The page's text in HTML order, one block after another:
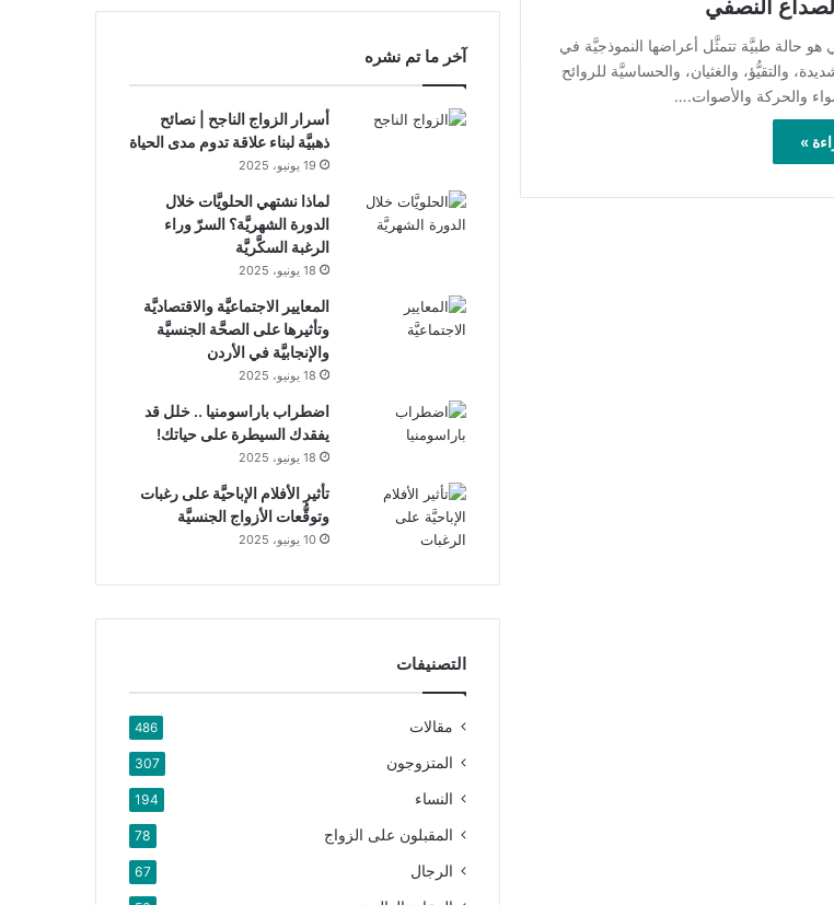
النصفي
هو حالة طبيَّة تتمثَّل أعراضها النموذجيَّة في
والتقيُّؤ، والغثيان، والحساسيَّة للروائح
والحركة والأصوات.…
»
آخر ما تم نشره
أسرار الزواج الناجح | نصائح
ذهبيَّة لبناء علاقة تدوم مدى الحياة
19 يونيو، 2025
لماذا نشتهي الحلويَّات خلال
الدورة الشهريَّة؟ السرّ وراء
الرغبة السكَّريَّة
18 يونيو، 2025
المعايير الاجتماعيَّة والاقتصاديَّة
وتأثيرها على الصحَّة الجنسيَّة
والإنجابيَّة في الأردن
18 يونيو، 2025
اضطراب باراسومنيا .. خلل قد
يفقدك السيطرة على حياتك!
18 يونيو، 2025
تأثير الأفلام الإباحيَّة على رغبات
وتوقُّعات الأزواج الجنسيَّة
10 يونيو، 2025
التصنيفات
مقالات 486
المتزوجون 307
النساء 194
المقبلون على الزواج 78
الرجال 67